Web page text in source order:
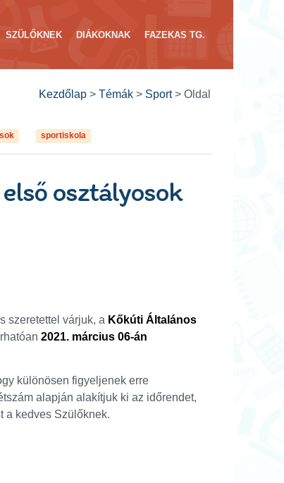
SZÜLŐKNEK DIÁKOKNAK FAZEKAS TG.
Kezdőlap > Témák > Sport> Oldal
sportiskola
osztályosok
szeretettel várjuk, a Kőkúti Általános
2021. március 06-án
különösen figyeljenek erre
alapján alakítjuk ki az időrendet,
a kedves Szülőknek.